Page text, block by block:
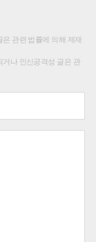
관련 법률에 의해 제재
거나 인신공격성 글은 관